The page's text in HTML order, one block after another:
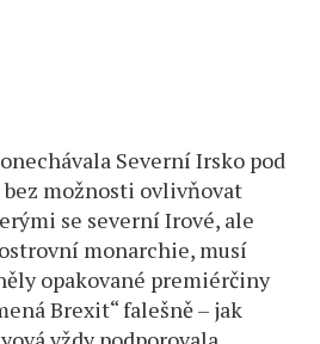
Severní Irsko pod
možnosti ovlivňovat
se severní Irové, ale
monarchie, musí
opakované premiérčiny
Brexit“ falešně – jak